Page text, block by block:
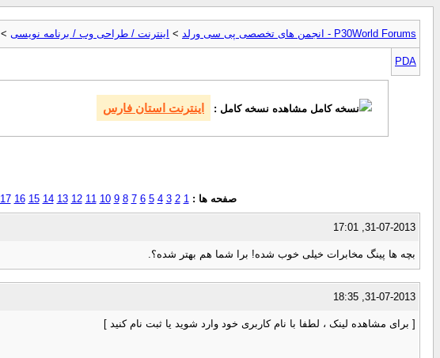
P30World Forums - انجمن های تخصصی پی سی ورلد > اینترنت / طراحی وب / برنامه نویسی >
PDA
مشاهده نسخه کامل : اینترنت استان فارس
صفحه ها : 1
2
3
4
5
6
7
8
9
10
11
12
13
14
15
16
17
31-07-2013, 17:01
بچه ها پینگ مخابرات خیلی خوب شده! برا شما هم بهتر شده؟.
31-07-2013, 18:35
[ برای مشاهده لینک ، لطفا با نام کاربری خود وارد شوید یا ثبت نام کنید ]